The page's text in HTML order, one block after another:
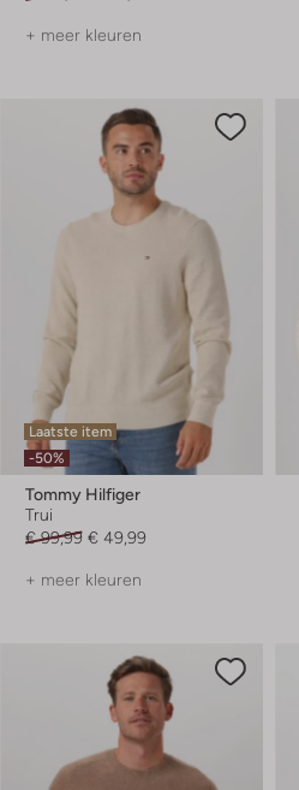
+ meer kleuren
Laatste item
-50%
Tommy Hilfiger
Trui
€ 99,99 € 49,99
+ meer kleuren